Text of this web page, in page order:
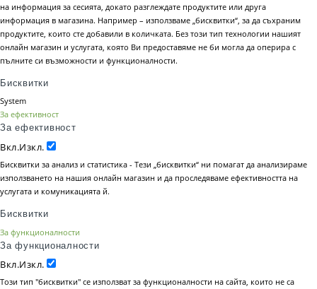
на информация за сесията, докато разглеждате продуктите или друга
информация в магазина. Например – използваме „бисквитки“, за да съхраним
продуктите, които сте добавили в количката. Без този тип технологии нашият
онлайн магазин и услугата, която Ви предоставяме не би могла да оперира с
пълните си възможности и функционалности.
Бисквитки
System
За ефективност
За ефективност
Вкл.Изкл.
Бисквитки за анализ и статистика - Тези „бисквитки“ ни помагат да анализираме
използването на нашия онлайн магазин и да проследяваме ефективността на
услугата и комуникацията й.
Бисквитки
За функционалности
За функционалности
Вкл.Изкл.
Този тип "бисквитки" се използват за функционалности на сайта, които не са